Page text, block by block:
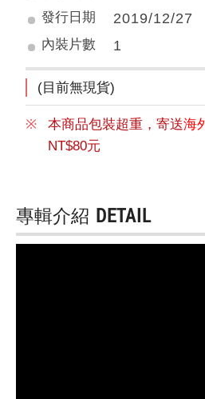
發行日期 2019/12/27
內裝片數 1
(目前無現貨)
本商品包裝超重，寄送海
NT$80元
專輯介紹 DETAIL